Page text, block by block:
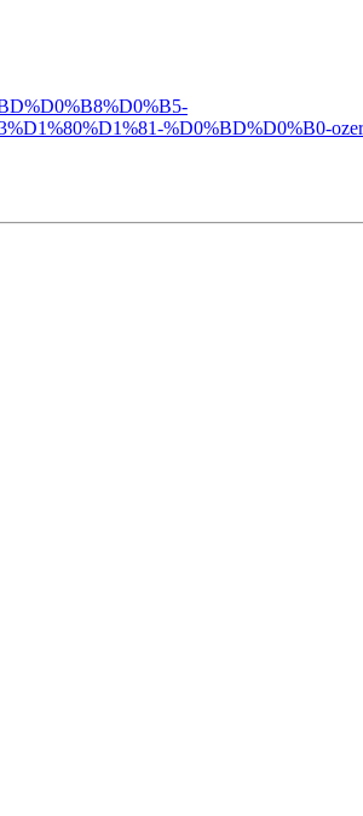
%D0%BD%D0%B0-